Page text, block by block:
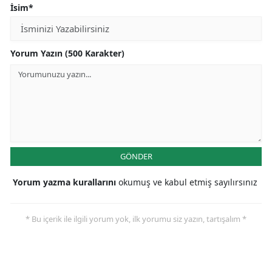
İsim*
Yorum Yazın (500 Karakter)
GÖNDER
Yorum yazma kurallarını okumuş ve kabul etmiş sayılırsınız
* Bu içerik ile ilgili yorum yok, ilk yorumu siz yazın, tartışalım *